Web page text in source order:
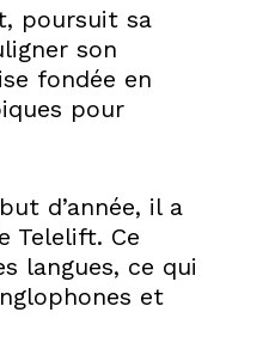
poursuit sa
son
fondée en
pour
d’année, il a
Telelift. Ce
langues, ce qui
et